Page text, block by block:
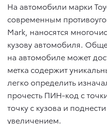
На автомобили марки
современным
Mark, наносятся
кузову автомобиля.
на автомобиле может
метка содержит
легко определить
прочесть ПИН-код с
точку с кузова и
увеличением.